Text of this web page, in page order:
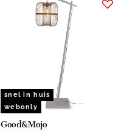
snel in huis
webonly
Good&Mojo